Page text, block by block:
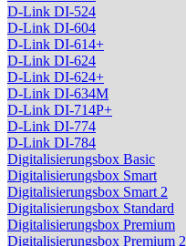
D-Link DI-524
D-Link DI-604
D-Link DI-614+
D-Link DI-624
D-Link DI-624+
D-Link DI-634M
D-Link DI-714P+
D-Link DI-774
D-Link DI-784
Digitalisierungsbox Basic
Digitalisierungsbox Smart
Digitalisierungsbox Smart 2
Digitalisierungsbox Standard
Digitalisierungsbox Premium
Digitalisierungsbox Premium 2